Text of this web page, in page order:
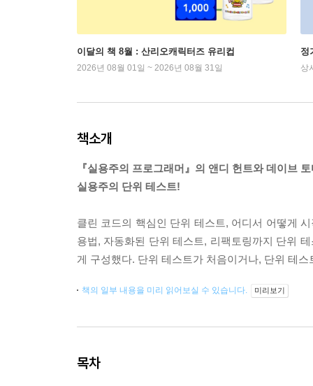
이달의 책 8월 : 산리오캐릭터즈 유리컵
2026년 08월 01일 ~ 2026년 08월 31일
정
상
책소개
『실용주의 프로그래머』의 앤디 헌트와 데이브
실용주의 단위 테스트!
클린 코드의 핵심인 단위 테스트, 어디서 어떻게
용법, 자동화된 단위 테스트, 리팩토링까지 단위
게 구성했다. 단위 테스트가 처음이거나, 단위 테
책의 일부 내용을 미리 읽어보실 수 있습니다. 미리보기
목차